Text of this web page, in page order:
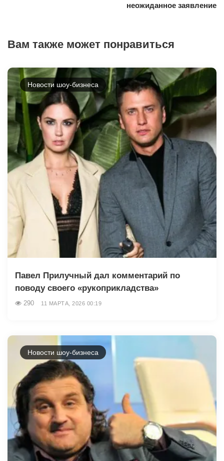
неожиданное заявление
Вам также может понравиться
Новости шоу-бизнеса
Павел Прилучный дал комментарий по
поводу своего «рукоприкладства»
290 11 МАРТА, 2026 00:19
Новости шоу-бизнеса